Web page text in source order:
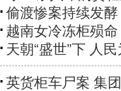
偷渡惨案持续发
越南女冷冻柜殒
天朝“盛世”下 人
英货柜车尸案 集